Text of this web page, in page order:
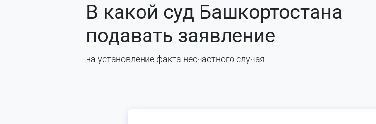
В какой суд Башкортостана
подавать заявление
на установление факта несчастного случая